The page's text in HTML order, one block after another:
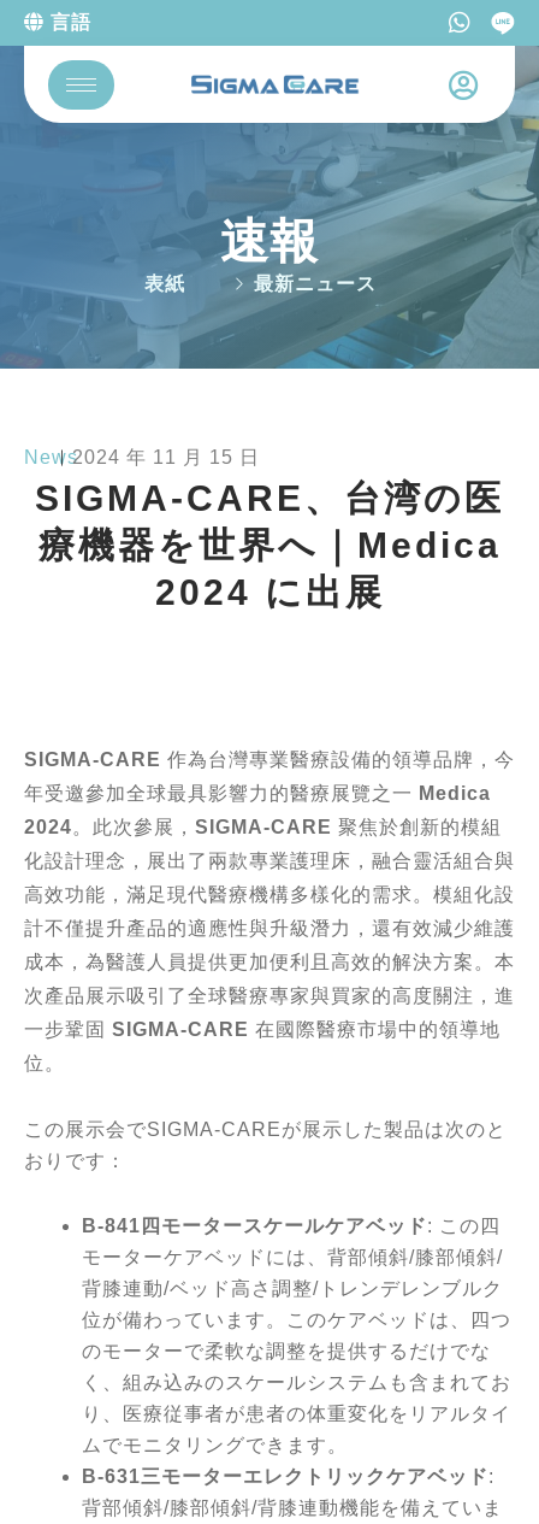
言語
速報
表紙 最新ニュース
News
︳2024 年 11 月 15 日
SIGMA-CARE、台湾の医
療機器を世界へ｜Medica
2024 に出展
SIGMA-CARE 作為台灣專業醫療設備的領導品牌，今
年受邀參加全球最具影響力的醫療展覽之一 Medica
2024。此次參展， SIGMA-CARE 聚焦於創新的模組
化設計理念，展出了兩款專業護理床，融合靈活組合與
高效功能，滿足現代醫療機構多樣化的需求。模組化設
計不僅提升產品的適應性與升級潛力，還有效減少維護
成本，為醫護人員提供更加便利且高效的解決方案。本
次產品展示吸引了全球醫療專家與買家的高度關注，進
一步鞏固 SIGMA-CARE 在國際醫療市場中的領導地
位。
この展示会でSIGMA-CAREが展示した製品は次のと
おりです：
B-841 四モータースケールケアベッド: この四
モーターケアベッドには、背部傾斜/膝部傾斜/
背膝連動/ベッド高さ調整/ トレンデレンブルク
位が備わっています。このケアベッドは、四つ
のモーターで柔軟な調整を提供するだけでな
く、組み込みのスケールシステムも含まれてお
り、医療従事者が患者の体重変化をリアルタイ
ムでモニタリングできます。
B-631三モーターエレクトリックケアベッド:
背部傾斜/膝部傾斜/背膝連動機能を備えていま